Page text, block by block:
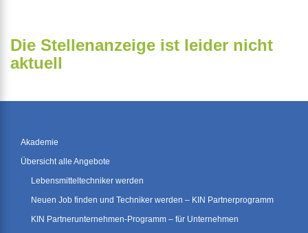
Die Stellenanzeige ist leider nicht
aktuell
Akademie
Übersicht alle Angebote
Lebensmitteltechniker werden
Neuen Job finden und Techniker werden – KIN Partnerprogramm
KIN Partnerunternehmen-Programm – für Unternehmen